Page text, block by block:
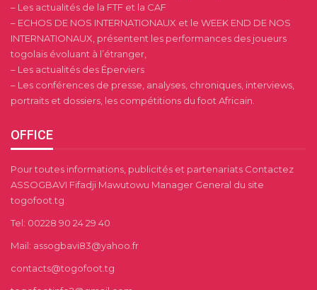
– Les actualités de la FTF et la CAF
– ECHOS DE NOS INTERNATIONAUX et le WEEK END DE NOS
INTERNATIONAUX, présentent les performances des joueurs
togolais évoluant à l’étranger,
– Les actualités des Éperviers
– Les conférences de presse, analyses, chroniques, interviews,
portraits et dossiers, les compétitions du foot Africain.
OFFICE
Pour toutes informations, publicités et partenariats Contactez
ASSOGBAVI Fifadji Mawutowu Manager General du site
togofoot.tg
Tel: 00228 90 24 29 40
Mail: assogbavi83@yahoo.fr
contacts@togofoot.tg